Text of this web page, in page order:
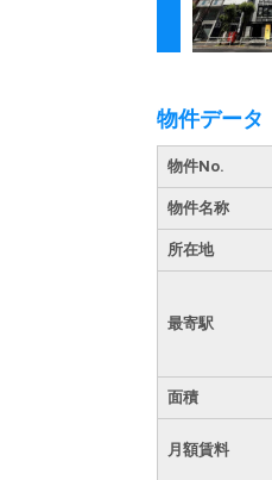
物件データ
物件No.
物件名称
所在地
最寄駅
面積
月額賃料